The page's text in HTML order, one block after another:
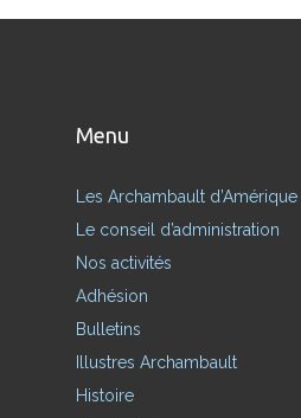
Menu
Les Archambault d’Amérique
Le conseil d’administration
Nos activités
Adhésion
Bulletins
Illustres Archambault
Histoire